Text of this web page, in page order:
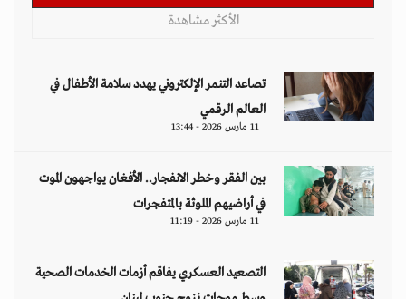
الأكثر مشاهدة
تصاعد التنمر الإلكتروني يهدد سلامة الأطفال في
العالم الرقمي
11 مارس 2026 - 13:44
بين الفقر وخطر الانفجار.. الأفغان يواجهون الموت
في أراضيهم الملوثة بالمتفجرات
11 مارس 2026 - 11:19
التصعيد العسكري يفاقم أزمات الخدمات الصحية